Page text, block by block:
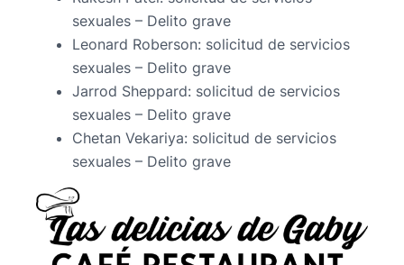
sexuales – Delito grave
Leonard Roberson: solicitud de servicios
sexuales – Delito grave
Jarrod Sheppard: solicitud de servicios
sexuales – Delito grave
Chetan Vekariya: solicitud de servicios
sexuales – Delito grave